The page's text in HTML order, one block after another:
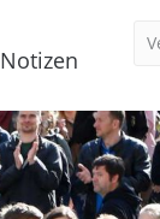
Notizen